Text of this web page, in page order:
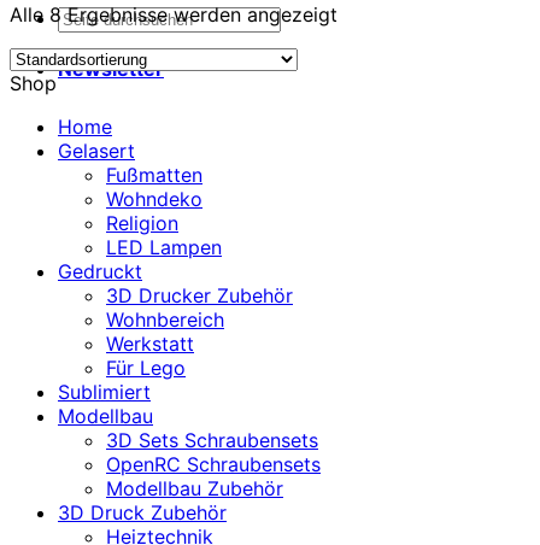
Suchen
Newsletter
Alle 8 Ergebnisse werden angezeigt
Shop
Home
Gelasert
Fußmatten
Wohndeko
Religion
LED Lampen
Gedruckt
3D Drucker Zubehör
Wohnbereich
Werkstatt
Für Lego
Sublimiert
Modellbau
3D Sets Schraubensets
OpenRC Schraubensets
Modellbau Zubehör
3D Druck Zubehör
Heiztechnik